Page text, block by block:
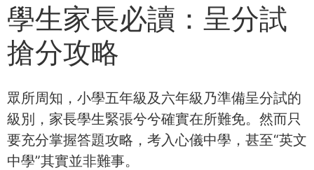
學生家長必讀：呈分試
搶分攻略
眾所周知，小學五年級及六年級乃準備呈分試的
級別，家長學生緊張兮兮確實在所難免。然而只
要充分掌握答題攻略，考入心儀中學，甚至“英文
中學”其實並非難事。